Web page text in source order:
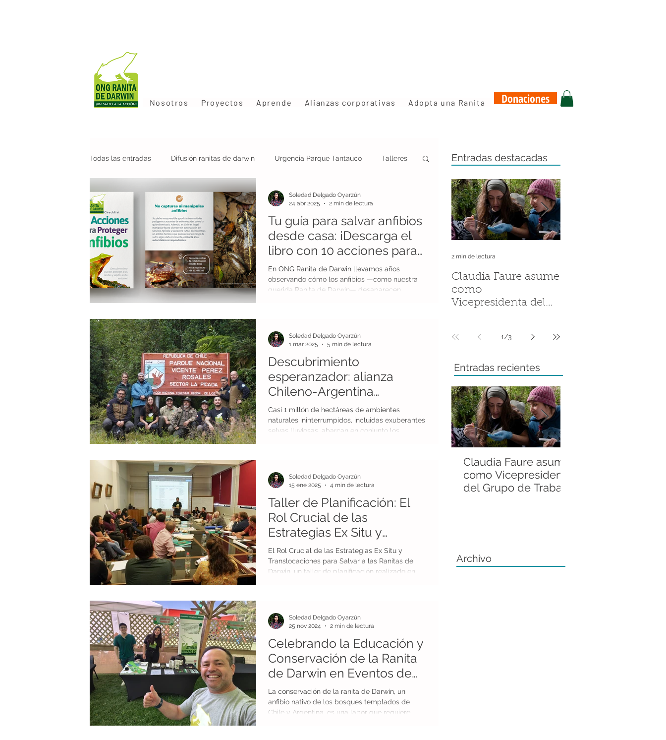
Nosotros Proyectos Aprende Alianzas corporativas Adopta una Ranita Donaciones
Todas las entradas Difusión ranitas de darwin Urgencia Parque Tantauco Talleres
Colaboraciones Nueva población Estrategia Rhinoderma Congresos
Publicaciones anfibios chilenos Conservación de tierras
Plan RECOGE Ranitas de Darwin Reconocimientos Ranita de Mehuín
Ferias ambientales agroecologia economía circular
Tu guía para salvar anfibios
desde casa: ¡Descarga el
libro con 10 acciones para
proteger anfibios!
En ONG Ranita de Darwin llevamos años
observando cómo los anfibios —como nuestra
querida Ranita de Darwin— desaparecen
Soledad Delgado Oyarzún
24 abr 2025
2 min de lectura
Descubrimiento
esperanzador: alianza
Chileno-Argentina
descubre nueva población
de Ranita de Darwin
Casi 1 millón de hectáreas de ambientes
naturales ininterrumpidos, incluidas exuberantes
selvas lluviosas, abarcan en conjunto los...
Soledad Delgado Oyarzún
1 mar 2025
5 min de lectura
Taller de Planificación: El
Rol Crucial de las
Estrategias Ex Situ y
Translocaciones para
Salvar a las Ranitas de
Darwin
El Rol Crucial de las Estrategias Ex Situ y
Translocaciones para Salvar a las Ranitas de
Darwin, un taller de planificación realizado en
Soledad Delgado Oyarzún
15 ene 2025
4 min de lectura
Celebrando la Educación y
Conservación de la Ranita
de Darwin en Eventos de
Fauna Nativa
La conservación de la ranita de Darwin, un
anfibio nativo de los bosques templados de
Chile y Argentina, es una labor que requiere...
Soledad Delgado Oyarzún
25 nov 2024
2 min de lectura
Entradas destacadas
Claudia Faure asume
como
Vicepresidenta del
de Especialistas en
2 min de lectura
1/3
Entradas recientes
Claudia Faure asume
como Vicepresidenta
del Grupo de Trabajo
Archivo